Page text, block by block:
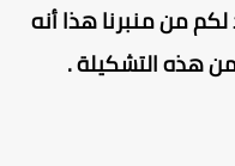
نأكد لكم من منبرنا هذا أنه
التشكيلة .